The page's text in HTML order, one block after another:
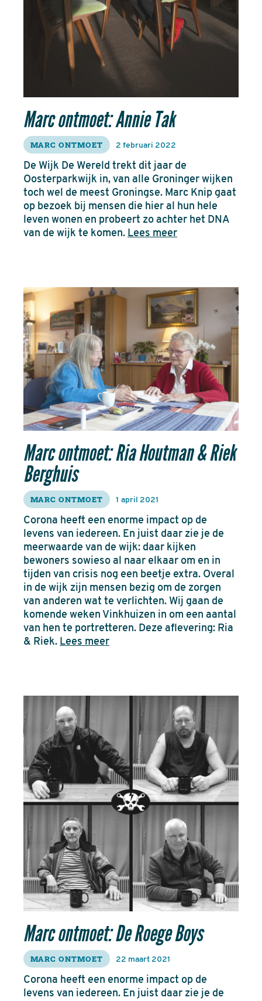
Marc ontmoet: Annie Tak
MARC ONTMOET 2 februari 2022
De Wijk De Wereld trekt dit jaar de
Oosterparkwijk in, van alle Groninger wijken
toch wel de meest Groningse. Marc Knip gaat
op bezoek bij mensen die hier al hun hele
leven wonen en probeert zo achter het DNA
van de wijk te komen. Lees meer
Marc ontmoet: Ria Houtman & Riek
Berghuis
MARC ONTMOET 1 april 2021
Corona heeft een enorme impact op de
levens van iedereen. En juist daar zie je de
meerwaarde van de wijk: daar kijken
bewoners sowieso al naar elkaar om en in
tijden van crisis nog een beetje extra. Overal
in de wijk zijn mensen bezig om de zorgen
van anderen wat te verlichten. Wij gaan de
komende weken Vinkhuizen in om een aantal
van hen te portretteren. Deze aflevering: Ria
& Riek. Lees meer
Marc ontmoet: De Roege Boys
MARC ONTMOET 22 maart 2021
Corona heeft een enorme impact op de
levens van iedereen. En juist daar zie je de